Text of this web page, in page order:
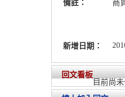
備註：
商
新增日期：
回文看板
目前尚